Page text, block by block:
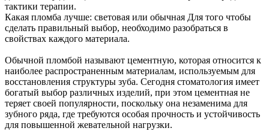
тактики терапии.
Какая пломба лучше: световая или обычная Для того чтобы
сделать правильный выбор, необходимо разобраться в
свойствах каждого материала.
Обычной пломбой называют цементную, которая относится к
наиболее распространенным материалам, используемым для
восстановления структуры зуба. Сегодня стоматология имеет
богатый выбор различных изделий, при этом цементная не
теряет своей популярности, поскольку она незаменима для
зубного ряда, где требуются особая прочность и устойчивость
для повышенной жевательной нагрузки.